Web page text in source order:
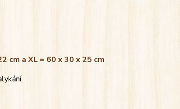
cm a XL = 60 x 30 x 25 cm